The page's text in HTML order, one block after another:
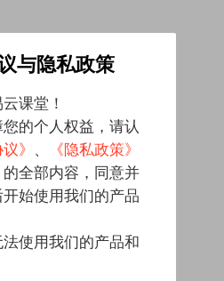
与隐私政策
课堂！
的个人权益，请认
》 、
《隐私政策》
的全部内容，同意并
始使用我们的产品
使用我们的产品和